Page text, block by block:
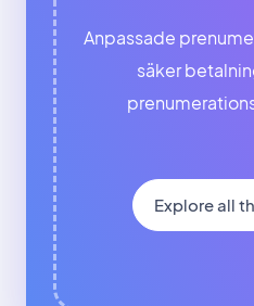
Anpassade
säker
Explore all